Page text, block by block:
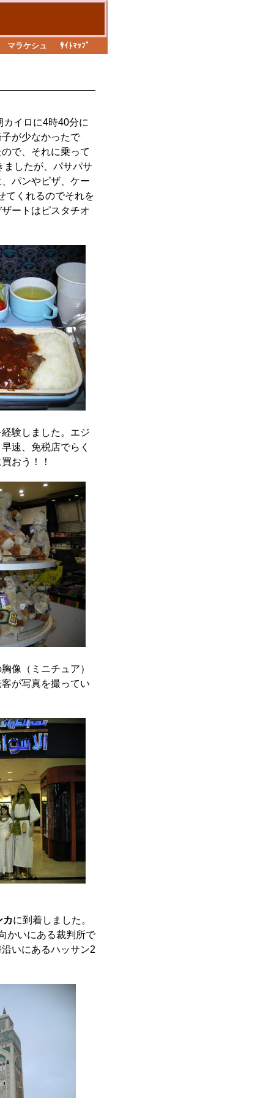
マラケシュ ｻｲﾄﾏｯﾌﾟ
イロに4時40分に
が少なかったで
で、それに乗って
したが、パサパサ
パンやピザ、ケー
てくれるのでそれを
ートはピスタチオ
験しました。エジ
速、免税店でらく
おう！！
像（ミニチュア）
が写真を撮ってい
カに到着しました。
かいにある裁判所で
いにあるハッサン2